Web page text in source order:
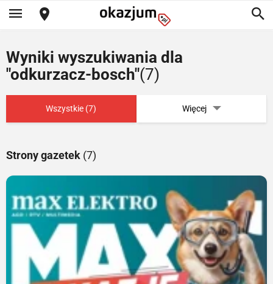
Wyniki wyszukiwania dla
"odkurzacz-bosch"(7)
Wszystkie (7) Więcej
Strony gazetek (7)